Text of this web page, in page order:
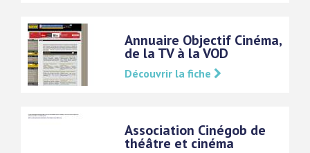
Annuaire Objectif Cinéma,
de la TV à la VOD
Découvrir la fiche
Association Cinégob de
théâtre et cinéma